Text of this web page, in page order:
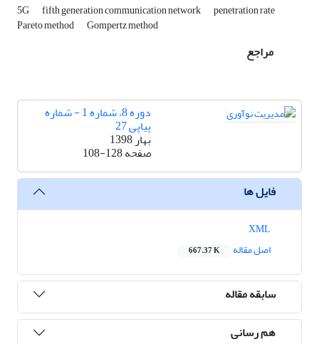
5G fifth generation communication network penetration rate
Pareto method Gompertz method
مراجع
دوره 8، شماره 1 - شماره
پیاپی 27
بهار 1398
صفحه108-128
فایل ها
اصل مقاله
667.37 K
سابقه مقاله
هم رسانی